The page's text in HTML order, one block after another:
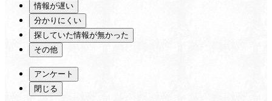
情報が遅い
分かりにくい
探していた情報が無かった
その他
アンケート
閉じる